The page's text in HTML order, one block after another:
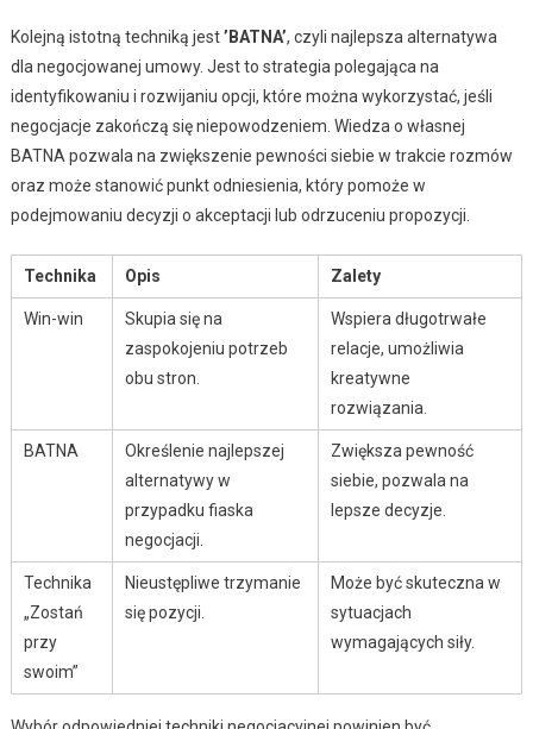
Kolejną istotną techniką jest’BATNA’, czyli najlepsza alternatywa
dla negocjowanej umowy. Jest to strategia polegająca na
identyfikowaniu i rozwijaniu opcji, które można wykorzystać, jeśli
negocjacje zakończą się niepowodzeniem. Wiedza o własnej
BATNA pozwala na zwiększenie pewności siebie w trakcie rozmów
oraz może stanowić punkt odniesienia, który pomoże w
podejmowaniu decyzji o akceptacji lub odrzuceniu propozycji.
Technika Opis Zalety
Win-win
Skupia się na
zaspokojeniu potrzeb
obu stron.
Wspiera długotrwałe
relacje, umożliwia
kreatywne
rozwiązania.
BATNA
Określenie najlepszej
alternatywy w
przypadku fiaska
negocjacji.
Zwiększa pewność
siebie, pozwala na
lepsze decyzje.
Technika
„Zostań
przy
swoim”
Nieustępliwe trzymanie
się pozycji.
Może być skuteczna w
sytuacjach
wymagających siły.